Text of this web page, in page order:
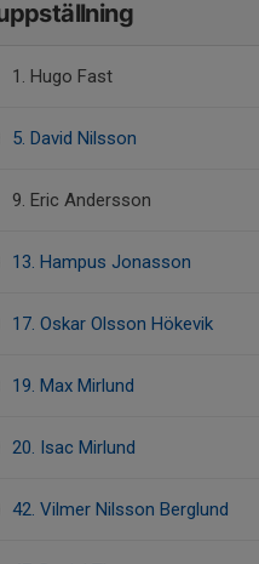
1. Hugo Fast
5. David Nilsson
9. Eric Andersson
13. Hampus Jonasson
17. Oskar Olsson Hökevik
19. Max Mirlund
20. Isac Mirlund
42. Vilmer Nilsson Berglund